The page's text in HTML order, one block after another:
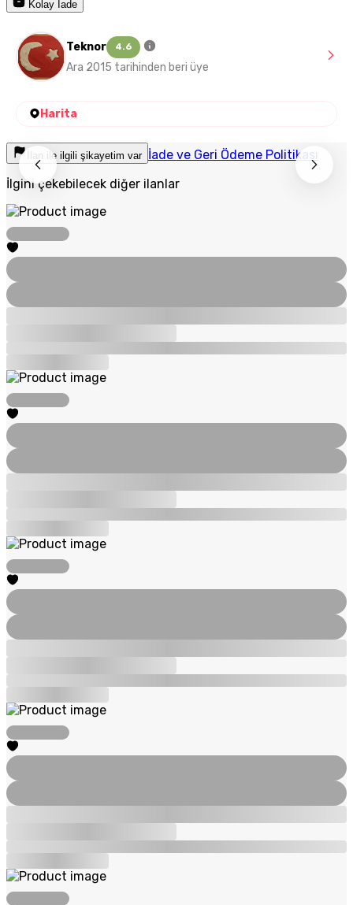
Kolay İade
Teknor 4.6
Ara 2015 tarihinden beri üye
Harita
İlan ile ilgili şikayetim var İade ve Geri Ödeme Politikası
İlgini çekebilecek diğer ilanlar